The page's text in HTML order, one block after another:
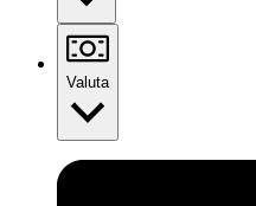
Valuta